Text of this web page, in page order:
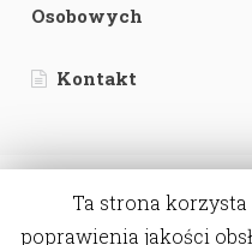
Osobowych
Kontakt
Ta strona
poprawienia jakości